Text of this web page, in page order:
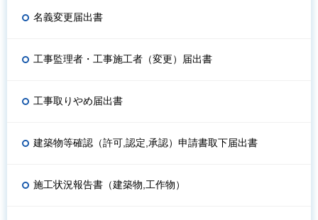
名義変更届出書
工事監理者・工事施工者（変更）届出書
工事取りやめ届出書
建築物等確認（許可,認定,承認）申請書取下届出書
施工状況報告書（建築物,工作物）